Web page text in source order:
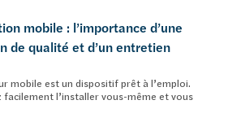
mobile : l’importance d’une
de qualité et d’un entretien
mobile est un dispositif prêt à l’emploi.
facilement l’installer vous-même et vous